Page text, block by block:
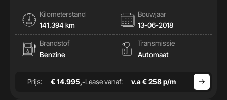
Kilometerstand
Bouwjaar
Kilometerstand
141.394 km
Bouwjaar
13-06-2018
Brandstof
Benzine
Transmissie
Automaat
Prijs: € 14.995,-Lease vanaf: v.a € 258 p/m